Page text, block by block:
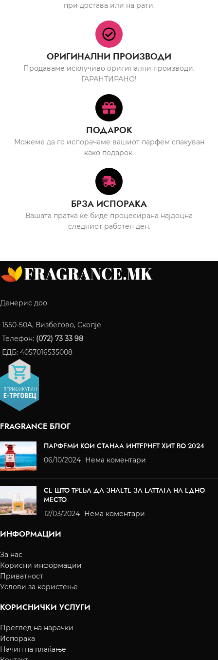
при достава или на рати.
ОРИГИНАЛНИ ПРОИЗВОДИ
Продаваме исклучиво оригинални производи.
ГАРАНТИРАНО!
ПОДАРОК
Можеме да го испорачаме вашиот парфем спакуван
како подарок.
БРЗА ИСПОРАКА
Вашата пратка ќе биде процесирана најдоцна
следниот работен ден.
Денерис доо
1550-50A, Визбегово, Скопје
Телефон: (072) 73 33 98
ЕДБ: 4057016535008
FRAGRANCE БЛОГ
ПАРФЕМИ КОИ СТАНАА ИНТЕРНЕТ ХИТ ВО 2024
06/10/2024 Нема коментари
СЕ ШТО ТРЕБА ДА ЗНАЕТЕ ЗА LATTAFA НА ЕДНО
МЕСТО
12/03/2024 Нема коментари
ИНФОРМАЦИИ
За нас
Корисни информации
Приватност
Услови за користење
КОРИСНИЧКИ УСЛУГИ
Преглед на нарачки
Испорака
Начин на плаќање